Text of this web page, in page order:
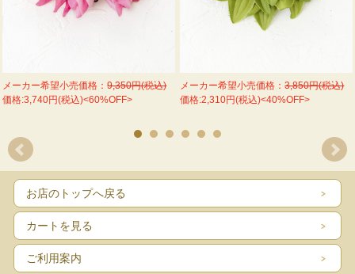
メーカー希望小売価格：9,350円(税込)
価格:3,740円(税込)<60%OFF>
メーカー希望小売価格：3,850円(税込)
価格:2,310円(税込)<40%OFF>
お店のトップへ戻る
カートを見る
ご利用案内